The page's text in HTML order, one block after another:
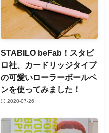
STABILO beFab！スタビ
ロ社、カードリッジタイプ
の可愛いローラーボールペ
ンを使ってみました！
2020-07-26